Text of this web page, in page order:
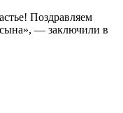
Поздравляем
— заключили в